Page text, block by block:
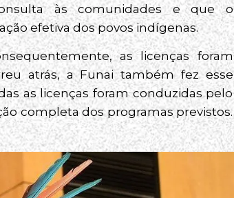
às comunidades e que o
efetiva dos povos indígenas.
as licenças foram
atrás, a Funai também fez esse
as licenças foram conduzidas pelo
completa dos programas previstos.